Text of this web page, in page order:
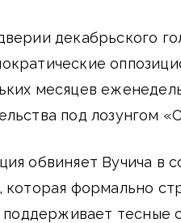
декабрьского
месяцев
под лозунгом
обвиняет Вучича в
которая формально
поддерживает тесные